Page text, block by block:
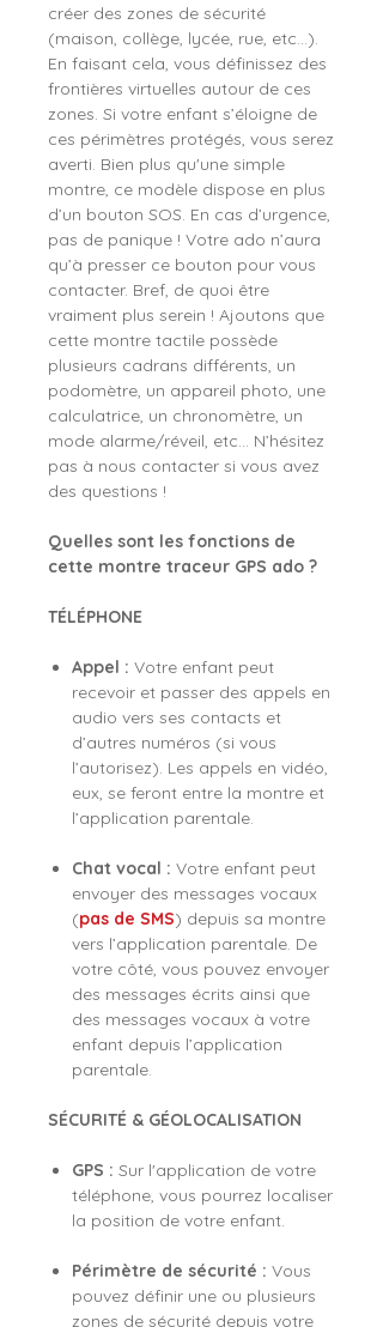
créer des zones de sécurité
(maison, collège, lycée, rue, etc...).
En faisant cela, vous définissez des
frontières virtuelles autour de ces
zones. Si votre enfant s’éloigne de
ces périmètres protégés, vous serez
averti. Bien plus qu'une simple
montre, ce modèle dispose en plus
d’un bouton SOS. En cas d’urgence,
pas de panique ! Votre ado n’aura
qu’à presser ce bouton pour vous
contacter. Bref, de quoi être
vraiment plus serein ! Ajoutons que
cette montre tactile possède
plusieurs cadrans différents, un
podomètre, un appareil photo, une
calculatrice, un chronomètre, un
mode alarme/réveil, etc... N’hésitez
pas à nous contacter si vous avez
des questions !
Quelles sont les fonctions de
cette montre traceur GPS ado ?
TÉLÉPHONE
Appel : Votre enfant peut
recevoir et passer des appels en
audio vers ses contacts et
d’autres numéros (si vous
l’autorisez). Les appels en vidéo,
eux, se feront entre la montre et
l’application parentale.
Chat vocal : Votre enfant peut
envoyer des messages vocaux
(pas de SMS) depuis sa montre
vers l’application parentale. De
votre côté, vous pouvez envoyer
des messages écrits ainsi que
des messages vocaux à votre
enfant depuis l’application
parentale.
SÉCURITÉ & GÉOLOCALISATION
GPS : Sur l'application de votre
téléphone, vous pourrez localiser
la position de votre enfant.
Périmètre de sécurité : Vous
pouvez définir une ou plusieurs
zones de sécurité depuis votre